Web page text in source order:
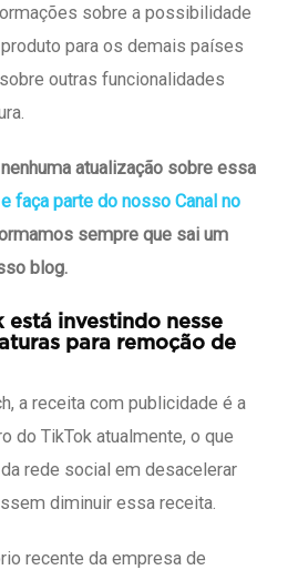
sobre a possibilidade
para os demais países
outras funcionalidades
atualização sobre essa
faça parte do nosso Canal no
sempre que sai um
blog.
está investindo nesse
para remoção de
a receita com publicidade é a
do TikTok atualmente, o que
rede social em desacelerar
diminuir essa receita.
recente da empresa de